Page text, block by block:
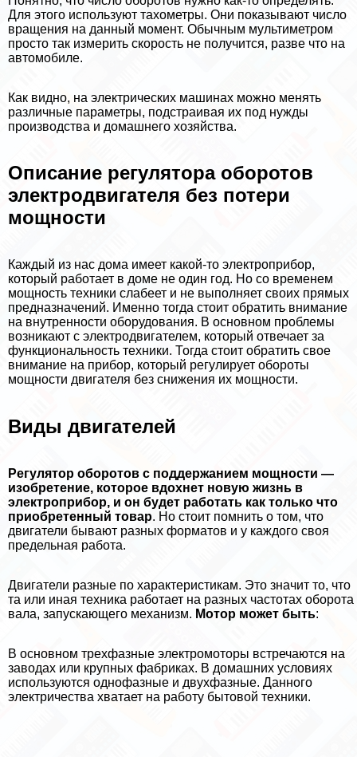
Для этого используют тахометры. Они показывают число
вращения на данный момент. Обычным мультиметром
просто так измерить скорость не получится, разве что на
автомобиле.
Как видно, на электрических машинах можно менять
различные параметры, подстраивая их под нужды
производства и домашнего хозяйства.
Описание регулятора оборотов
электродвигателя без потери
мощности
Каждый из нас дома имеет какой-то электроприбор,
который работает в доме не один год. Но со временем
мощность техники слабеет и не выполняет своих прямых
предназначений. Именно тогда стоит обратить внимание
на внутренности оборудования. В основном проблемы
возникают с электродвигателем, который отвечает за
функциональность техники. Тогда стоит обратить свое
внимание на прибор, который регулирует обороты
мощности двигателя без снижения их мощности.
Виды двигателей
Регулятор оборотов с поддержанием мощности —
изобретение, которое вдохнет новую жизнь в
электроприбор, и он будет работать как только что
приобретенный товар. Но стоит помнить о том, что
двигатели бывают разных форматов и у каждого своя
предельная работа.
Двигатели разные по хаpaктеристикам. Это значит то, что
та или иная техника работает на разных частотах оборота
вала, запускающего механизм. Мотор может быть:
В основном трехфазные электромоторы встречаются на
заводах или крупных фабриках. В домашних условиях
используются однофазные и двухфазные. Данного
электричества хватает на работу бытовой техники.